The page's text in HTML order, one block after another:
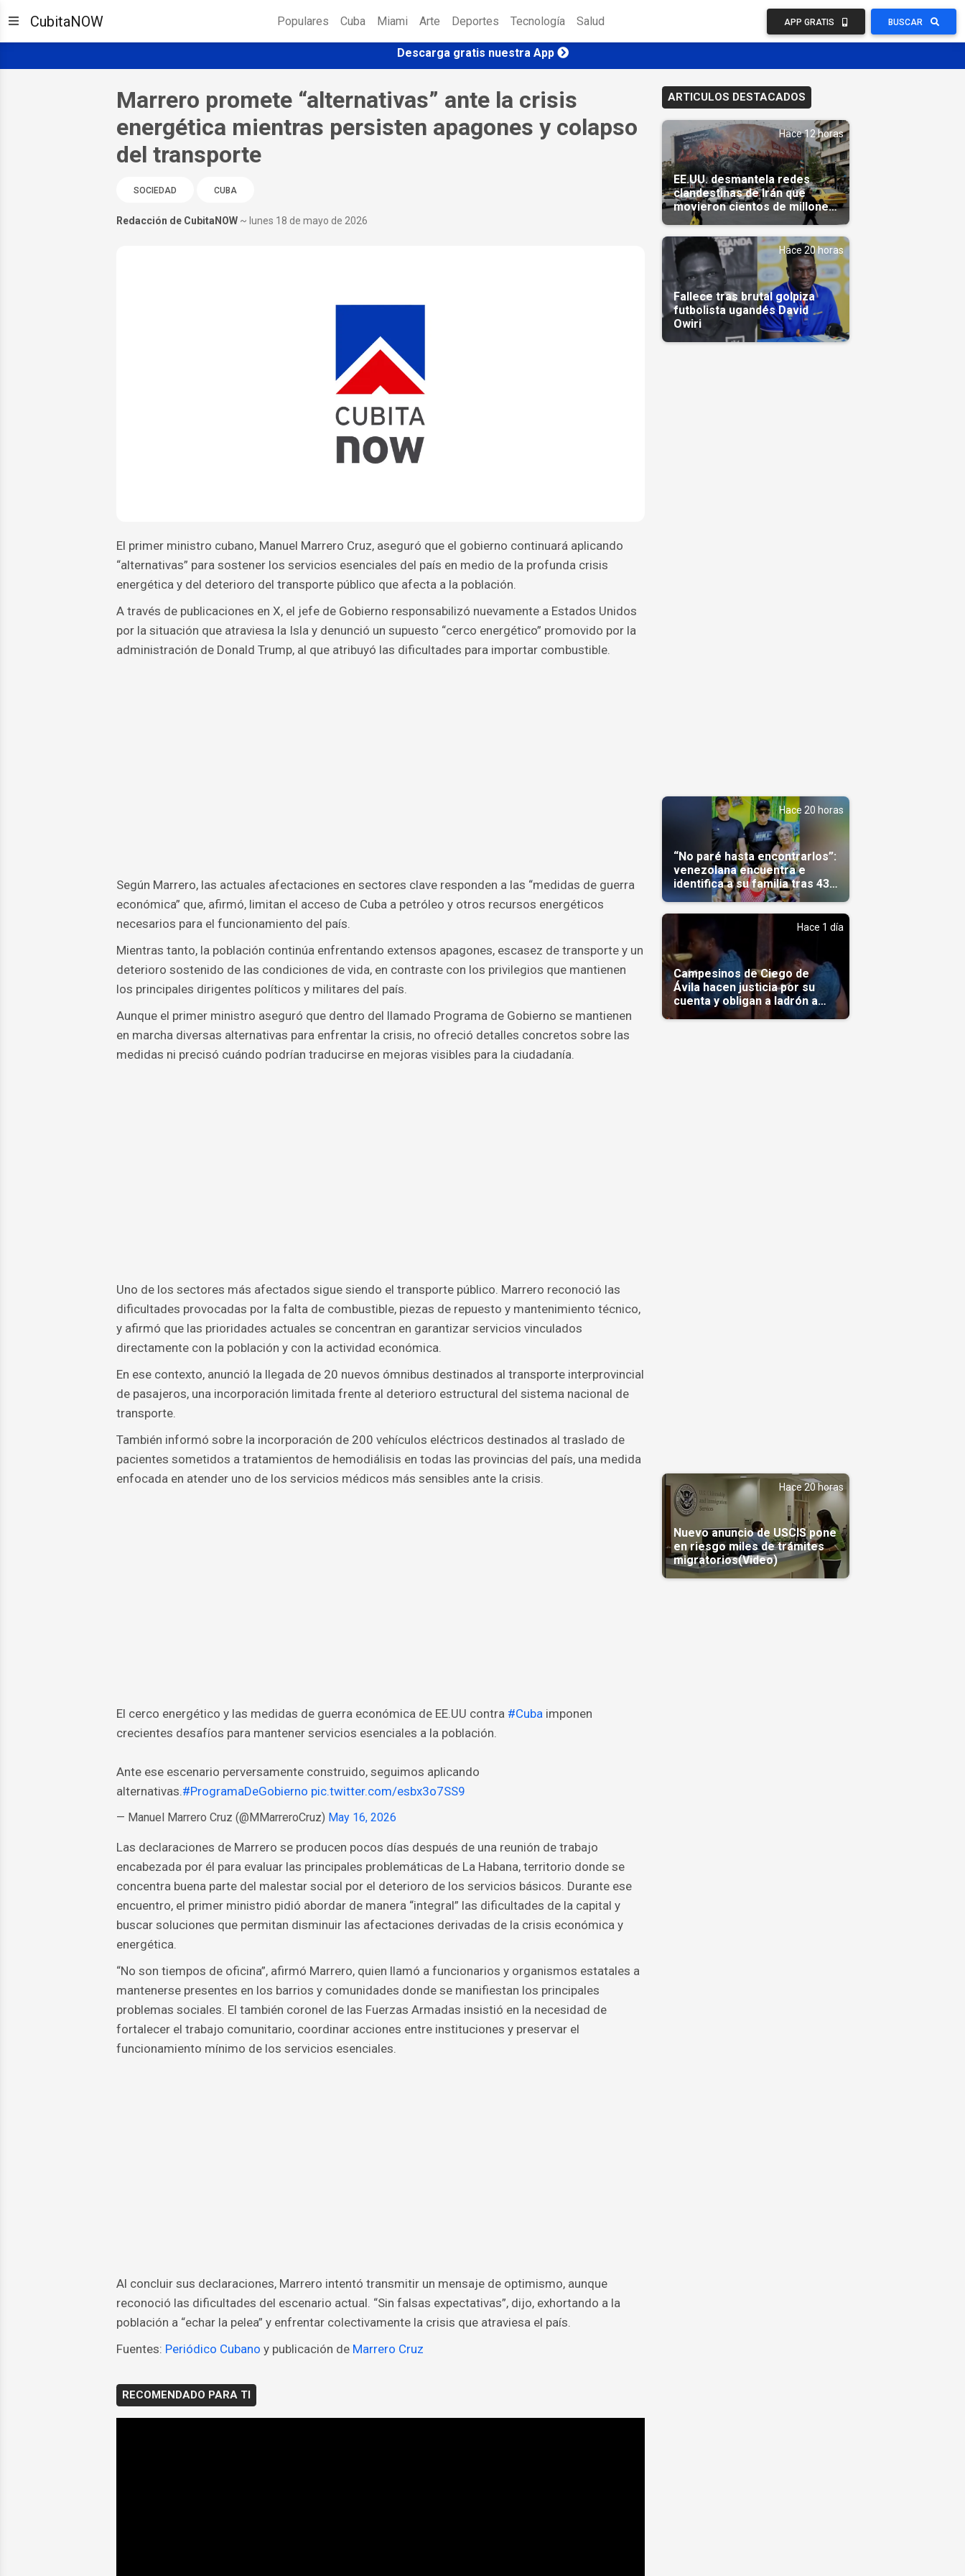
CubitaNOW Populares Cuba Miami Arte Deportes Tecnología Salud APP GRATIS BUSCAR
Descarga gratis nuestra App
Marrero promete “alternativas” ante la crisis
energética mientras persisten apagones y colapso
del transporte
SOCIEDAD CUBA
Redacción de CubitaNOW ~ lunes 18 de mayo de 2026
El primer ministro cubano, Manuel Marrero Cruz, aseguró que el gobierno continuará aplicando
“alternativas” para sostener los servicios esenciales del país en medio de la profunda crisis
energética y del deterioro del transporte público que afecta a la población.
A través de publicaciones en X, el jefe de Gobierno responsabilizó nuevamente a Estados Unidos
por la situación que atraviesa la Isla y denunció un supuesto “cerco energético” promovido por la
administración de Donald Trump, al que atribuyó las dificultades para importar combustible.
Según Marrero, las actuales afectaciones en sectores clave responden a las “medidas de guerra
económica” que, afirmó, limitan el acceso de Cuba a petróleo y otros recursos energéticos
necesarios para el funcionamiento del país.
Mientras tanto, la población continúa enfrentando extensos apagones, escasez de transporte y un
deterioro sostenido de las condiciones de vida, en contraste con los privilegios que mantienen
los principales dirigentes políticos y militares del país.
Aunque el primer ministro aseguró que dentro del llamado Programa de Gobierno se mantienen
en marcha diversas alternativas para enfrentar la crisis, no ofreció detalles concretos sobre las
medidas ni precisó cuándo podrían traducirse en mejoras visibles para la ciudadanía.
Uno de los sectores más afectados sigue siendo el transporte público. Marrero reconoció las
dificultades provocadas por la falta de combustible, piezas de repuesto y mantenimiento técnico,
y afirmó que las prioridades actuales se concentran en garantizar servicios vinculados
directamente con la población y con la actividad económica.
En ese contexto, anunció la llegada de 20 nuevos ómnibus destinados al transporte interprovincial
de pasajeros, una incorporación limitada frente al deterioro estructural del sistema nacional de
transporte.
También informó sobre la incorporación de 200 vehículos eléctricos destinados al traslado de
pacientes sometidos a tratamientos de hemodiálisis en todas las provincias del país, una medida
enfocada en atender uno de los servicios médicos más sensibles ante la crisis.
El cerco energético y las medidas de guerra económica de EE.UU contra #Cubaimponen
crecientes desafíos para mantener servicios esenciales a la población.
Ante ese escenario perversamente construido, seguimos aplicando
alternativas.#ProgramaDeGobierno pic.twitter.com/esbx3o7SS9
— Manuel Marrero Cruz (@MMarreroCruz) May 16, 2026
Las declaraciones de Marrero se producen pocos días después de una reunión de trabajo
encabezada por él para evaluar las principales problemáticas de La Habana, territorio donde se
concentra buena parte del malestar social por el deterioro de los servicios básicos. Durante ese
encuentro, el primer ministro pidió abordar de manera “integral” las dificultades de la capital y
buscar soluciones que permitan disminuir las afectaciones derivadas de la crisis económica y
energética.
“No son tiempos de oficina”, afirmó Marrero, quien llamó a funcionarios y organismos estatales a
mantenerse presentes en los barrios y comunidades donde se manifiestan los principales
problemas sociales. El también coronel de las Fuerzas Armadas insistió en la necesidad de
fortalecer el trabajo comunitario, coordinar acciones entre instituciones y preservar el
funcionamiento mínimo de los servicios esenciales.
Al concluir sus declaraciones, Marrero intentó transmitir un mensaje de optimismo, aunque
reconoció las dificultades del escenario actual. “Sin falsas expectativas”, dijo, exhortando a la
población a “echar la pelea” y enfrentar colectivamente la crisis que atraviesa el país.
Fuentes: Periódico Cubano y publicación de Marrero Cruz
RECOMENDADO PARA TI
ARTICULOS DESTACADOS
Hace 12 horas
EE.UU. desmantela redes
clandestinas de Irán que
movieron cientos de millones
de dólares
Hace 20 horas
Fallece tras brutal golpiza
futbolista ugandés David
Owiri
Hace 20 horas
“No paré hasta encontrarlos”:
venezolana encuentra e
identifica a su familia tras 43
días del terremoto
Hace 1 día
Campesinos de Ciego de
Ávila hacen justicia por su
cuenta y obligan a ladrón a
comerse el maíz robado
Hace 20 horas
Nuevo anuncio de USCIS pone
en riesgo miles de trámites
migratorios(Video)